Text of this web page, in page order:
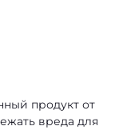
продукт от
вреда для